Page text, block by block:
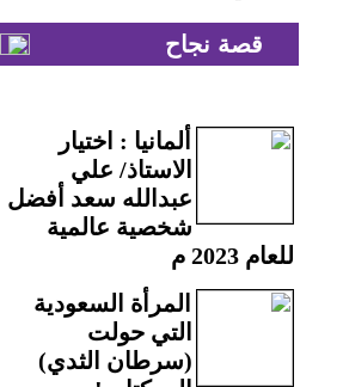
قصة نجاح
ألمانيا : اختيار
الاستاذ/ علي
عبدالله سعد أفضل
شخصية عالمية
للعام 2023 م
المرأة السعودية
التي حولت
(سرطان الثدي)